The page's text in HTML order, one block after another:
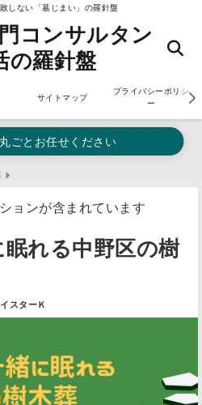
しない「墓じまい」の羅針盤
コンサルタン
の羅針盤
サイトマップ
プライバシーポリシ
ー
ごとお任せください
ョンが含まれています
れる中野区の樹
スターＫ